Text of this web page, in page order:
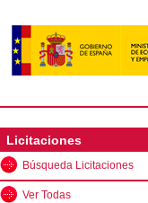
Licitaciones
Búsqueda Licitaciones
Ver Todas